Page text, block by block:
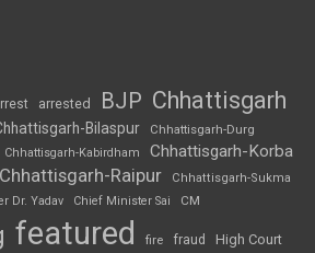
arrested BJP Chhattisgarh
Bilaspur Chhattisgarh-Durg
Chhattisgarh-Kabirdham Chhattisgarh-Korba
Chhattisgarh-Raipur
Chhattisgarh-Sukma
Dr. Yadav Chief Minister Sai CM
featured fire fraud High Court